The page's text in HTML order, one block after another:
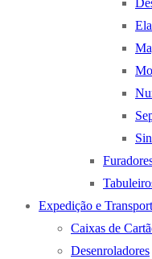
Expedição e
Caixas de
Desenroladores